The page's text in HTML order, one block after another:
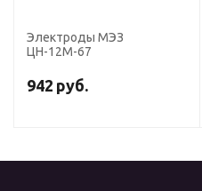
Электроды МЭЗ
ЦН-12М-67
942 руб.